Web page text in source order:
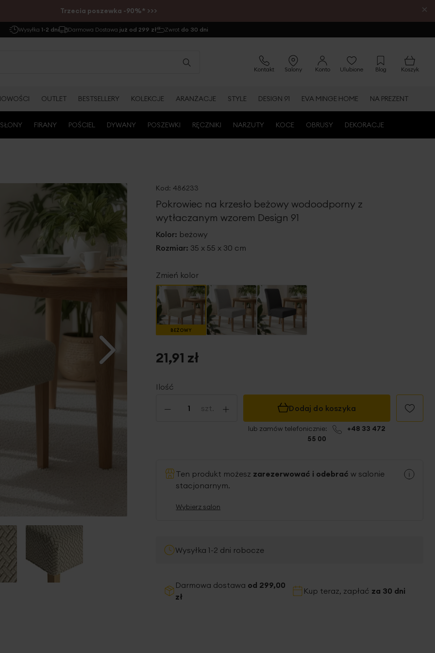
Trzecia poszewka -90%* >>> ×
Wysyłka 1-2 dni Darmowa Dostawa już od 299 zł Zwrot do 30 dni
Kontakt Salony Konto Ulubione Blog Koszyk
OUTLET BESTSELLERY KOLEKCJE ARANŻACJE STYLE DESIGN 91 EVA MINGE HOME NA PREZENT
FIRANY POŚCIEL DYWANY POSZEWKI RĘCZNIKI NARZUTY KOCE OBRUSY DEKORACJE
Kod: 486233
Pokrowiec na krzesło beżowy wodoodporny z
wytłaczanym wzorem Design 91
Kolor: beżowy
Rozmiar: 35 x 55 x 30 cm
Zmień kolor
BEŻOWY
Ilość
- szt. +
21,91 zł
Dodaj do koszyka
lub zamów telefonicznie:
+48 33 472
55 00
Ten produkt możesz zarezerwować i odebrać w salonie
stacjonarnym.
Wybierz salon
Wysyłka 1-2 dni robocze
Darmowa dostawa od 299,00
zł
Kup teraz, zapłać za 30 dni